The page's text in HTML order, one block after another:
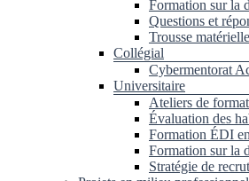
Formation sur la
Questions et
Trousse
Collégial
Cybermentorat
Universitaire
Ateliers de
Évaluation des
Formation ÉDI
Formation sur la
Stratégie de